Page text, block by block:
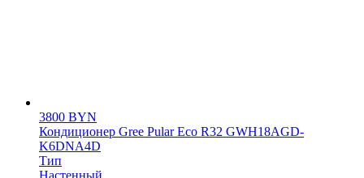
3800 BYN
Кондиционер Gree Pular Eco R32 GWH18AGD-
K6DNA4D
Тип
Настенный